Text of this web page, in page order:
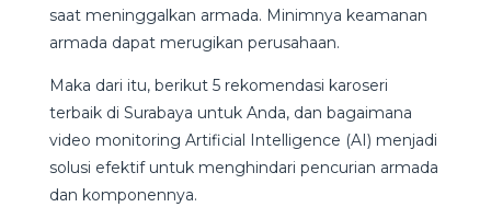
saat meninggalkan armada. Minimnya keamanan
armada dapat merugikan perusahaan.
Maka dari itu, berikut 5 rekomendasi karoseri
terbaik di Surabaya untuk Anda, dan bagaimana
video monitoring Artificial Intelligence (AI) menjadi
solusi efektif untuk menghindari pencurian armada
dan komponennya.